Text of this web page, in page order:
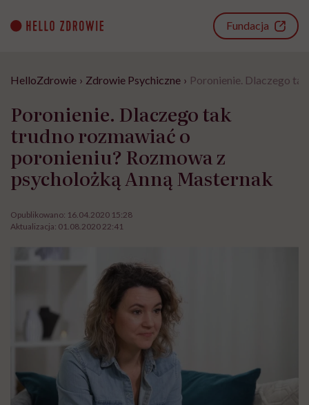
content
Fundacja
HelloZdrowie › Zdrowie Psychiczne › Poronienie. Dlaczego
Poronienie. Dlaczego tak
trudno rozmawiać o
poronieniu? Rozmowa z
psycholożką Anną Masternak
Opublikowano: 16.04.2020 15:28
Aktualizacja: 01.08.2020 22:41